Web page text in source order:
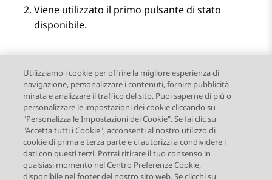
Viene utilizzato il primo pulsante di stato
disponibile.
Send Feedback
Navigazione argomento
Argomento precedente Argomento successivo
Utilizziamo i cookie per offrire la migliore esperienza di
navigazione, personalizzare i contenuti, fornire pubblicità
mirata e analizzare il traffico del sito. Puoi saperne di più o
personalizzare le impostazioni dei cookie cliccando su
"Personalizza le Impostazioni dei Cookie". Se fai clic su
"Accetta tutti i Cookie", acconsenti al nostro utilizzo di
cookie di prima e terza parte e ci autorizzi a condividere i
dati con questi terzi. Potrai ritirare il tuo consenso in
qualsiasi momento nel Centro Preferenze Cookie,
disponibile nel footer del nostro sito web. Se clicchi su